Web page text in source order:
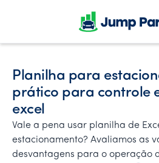
Planilha para
prático para controle
excel
Vale a pena usar planilha de
estacionamento? Avaliamos as
desvantagens para o operação